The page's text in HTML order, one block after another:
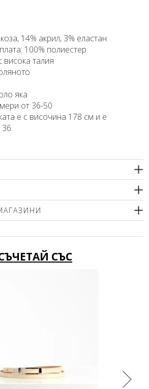
14% акрил, 3% еластан
100% полиестер
висока талия
яка
от 36-50
е с височина 178 см и е
чистене. Използвайте меки
само от вътрешната страна!
СЪС